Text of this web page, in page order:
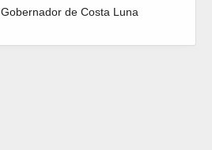
Gobernador de Costa Luna